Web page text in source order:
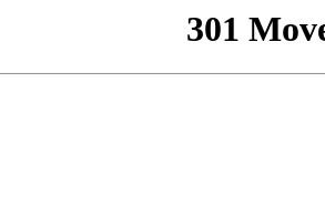
301